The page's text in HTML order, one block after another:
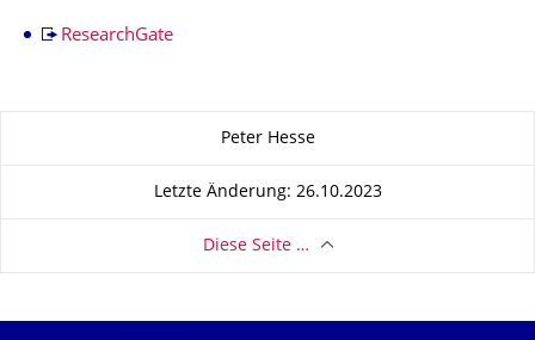
ResearchGate
Peter Hesse
Letzte Änderung: 26.10.2023
Diese Seite …